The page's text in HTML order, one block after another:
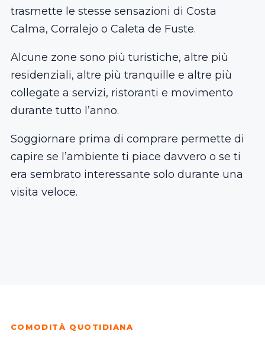
trasmette le stesse sensazioni di Costa
Calma, Corralejo o Caleta de Fuste.
Alcune zone sono più turistiche, altre più
residenziali, altre più tranquille e altre più
collegate a servizi, ristoranti e movimento
durante tutto l’anno.
Soggiornare prima di comprare permette di
capire se l’ambiente ti piace davvero o se ti
era sembrato interessante solo durante una
visita veloce.
COMODITÀ QUOTIDIANA